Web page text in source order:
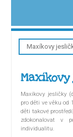
Maxíkovy jesličky
pro děti ve věku od
děti takové
zdokonalovat v
individualitu.